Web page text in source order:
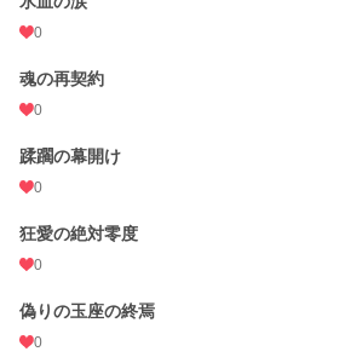
0
魂の再契約
0
蹂躙の幕開け
0
狂愛の絶対零度
0
偽りの玉座の終焉
0